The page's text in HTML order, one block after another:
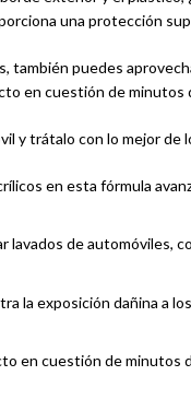
una protección
también puedes
en cuestión de
y trátalo con lo mejor
en esta fórmula
de automóviles,
la exposición dañina a
en cuestión de minutos